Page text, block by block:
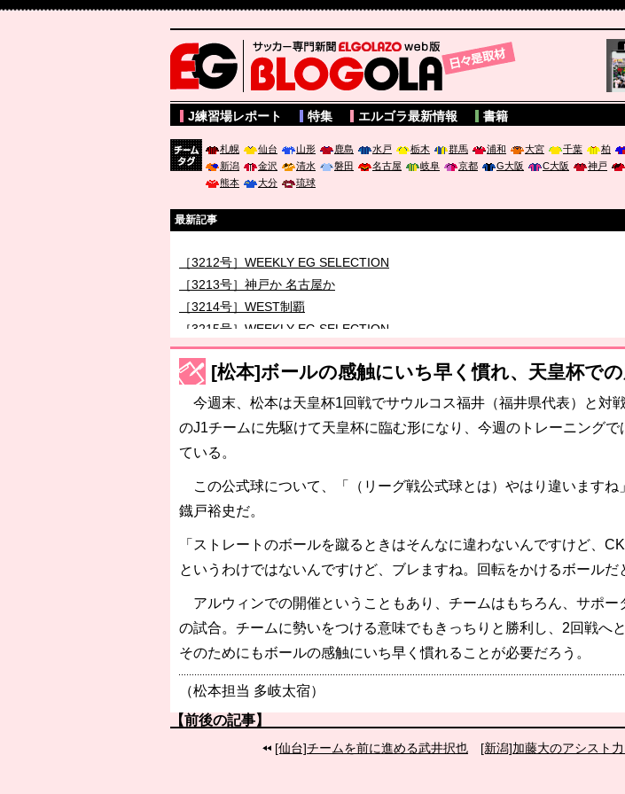
サッカー専門新聞ELGOLAZO web版 BLOGOLA
J練習場レポート 特集 エルゴラ最新情報 書籍
札幌 仙台 山形 鹿島 水戸 栃木 群馬 浦和 大宮 千葉 柏
新潟
金沢 清水 磐田 名古屋 岐阜 京都 G大阪 C大阪 神戸
熊本
大分 琉球
最新記事
［3212号］WEEKLY EG SELECTION
［3213号］神戸か 名古屋か
［3214号］WEST制覇
［3215号］WEEKLY EG SELECTION
［3216号］行く末占うラストワン
［3217号］最高の景色へ出国
［3218号］WEEKLY EG SELECTION
［3219号］特別な覇者へ 大逆転か連破か
［3220号］伝説の王者、黄金のシャーレ
[松本]ボールの感触にいち早く慣れ、天皇杯で
今週末、松本は天皇杯1回戦でサウルコス福井（福井県代表）と対
のJ1チームに先駆けて天皇杯に臨む形になり、今週のトレーニングで
ている。
この公式球について、「（リーグ戦公式球とは）やはり違いますね
鐡戸裕史だ。
「ストレートのボールを蹴るときはそんなに違わないんですけど、
というわけではないんですけど、ブレますね。回転をかけるボールだ
アルウィンでの開催ということもあり、チームはもちろん、サポー
の試合。チームに勢いをつける意味でもきっちりと勝利し、2回戦へ
そのためにもボールの感触にいち早く慣れることが必要だろう。
（松本担当 多岐太宿）
【前後の記事】
[仙台]チームを前に進める武井択也 [新潟]加藤大のアシスト力